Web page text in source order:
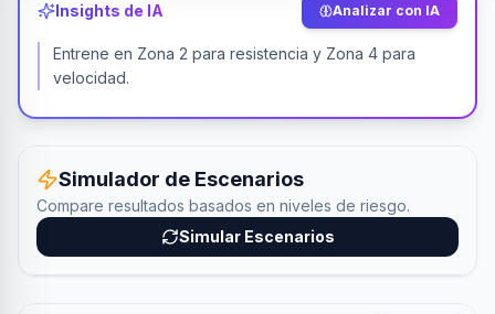
Insights de IA Analizar con IA
Entrene en Zona 2 para resistencia y Zona 4 para
velocidad.
Simulador de Escenarios
Compare resultados basados en niveles de riesgo.
Simular Escenarios